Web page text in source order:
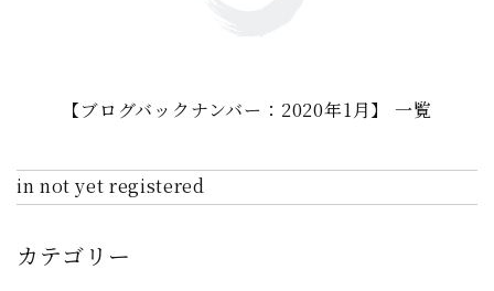
【ブログバックナンバー：2020年1月】 一覧
in not yet registered
カテゴリー